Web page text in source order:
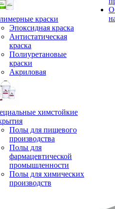
краски
Эпоксидная краска
Антистатическая
краска
Полиуретановые
краски
Акриловая
химстойкие
Полы для пищевого
производства
Полы для
фармацевтической
промышленности
Полы для химических
производств